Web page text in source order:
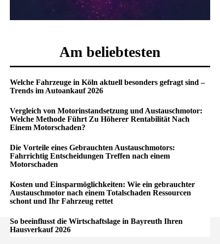
Am beliebtesten
Welche Fahrzeuge in Köln aktuell besonders gefragt sind –
Trends im Autoankauf 2026
Vergleich von Motorinstandsetzung und Austauschmotor:
Welche Methode Führt Zu Höherer Rentabilität Nach
Einem Motorschaden?
Die Vorteile eines Gebrauchten Austauschmotors:
Fahrrichtig Entscheidungen Treffen nach einem
Motorschaden
Kosten und Einsparmöglichkeiten: Wie ein gebrauchter
Austauschmotor nach einem Totalschaden Ressourcen
schont und Ihr Fahrzeug rettet
So beeinflusst die Wirtschaftslage in Bayreuth Ihren
Hausverkauf 2026